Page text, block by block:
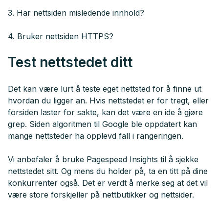
3. Har nettsiden misledende innhold?
4. Bruker nettsiden HTTPS?
Test nettstedet ditt
Det kan være lurt å teste eget nettsted for å finne ut
hvordan du ligger an. Hvis nettstedet er for tregt, eller
forsiden laster for sakte, kan det være en ide å gjøre
grep. Siden algoritmen til Google ble oppdatert kan
mange nettsteder ha opplevd fall i rangeringen.
Vi anbefaler å bruke Pagespeed Insights til å sjekke
nettstedet sitt. Og mens du holder på, ta en titt på dine
konkurrenter også. Det er verdt å merke seg at det vil
være store forskjeller på nettbutikker og nettsider.